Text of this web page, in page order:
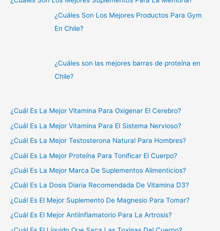
¿Cuáles Son Los Mejores Productos Para Gym
En Chile?
¿Cuáles son las mejores barras de proteína en
Chile?
¿Cuál Es La Mejor Vitamina Para Oxigenar El Cerebro?
¿Cuál Es La Mejor Vitamina Para El Sistema Nervioso?
¿Cuál Es La Mejor Testosterona Natural Para Hombres?
¿Cuál Es La Mejor Proteína Para Tonificar El Cuerpo?
¿Cuál Es La Mejor Marca De Suplementos Alimenticios?
¿Cuál Es La Dosis Diaria Recomendada De Vitamina D3?
¿Cuál Es El Mejor Suplemento De Magnesio Para Tomar?
¿Cuál Es El Mejor Antiinflamatorio Para La Artrosis?